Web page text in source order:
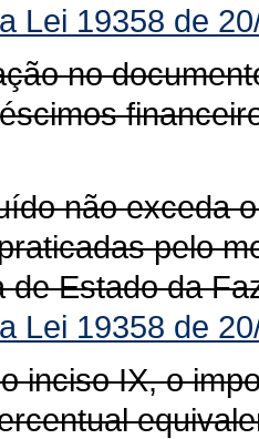
Lei 19358 de
no
não exceda
pelo
de Estado da
Lei 19358 de
inciso IX, o